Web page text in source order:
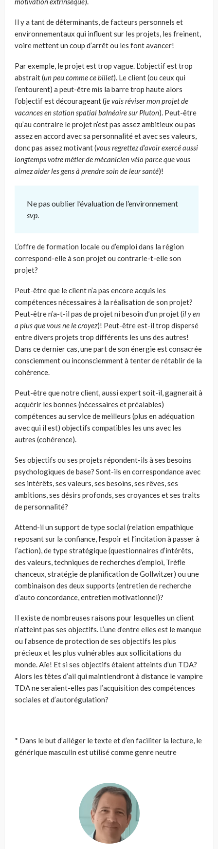
Il y a tant de déterminants, de facteurs personnels et
environnementaux qui influent sur les projets, les freinent,
voire mettent un coup d’arrêt ou les font avancer!
Par exemple, le projet est trop vague. L’objectif est trop
abstrait (un peu comme ce billet). Le client (ou ceux qui
l’entourent) a peut-être mis la barre trop haute alors
l’objectif est décourageant (je vais réviser mon projet de
vacances en station spatial balnéaire sur Pluton). Peut-être
qu’au contraire le projet n’est pas assez ambitieux ou pas
assez en accord avec sa personnalité et avec ses valeurs,
donc pas assez motivant (vous regrettez d’avoir exercé aussi
longtemps votre métier de mécanicien vélo parce que vous
aimez aider les gens à prendre soin de leur santé)!
Ne pas oublier l’évaluation de l’environnement
svp
L’offre de formation locale ou d’emploi dans la région
correspond-elle à son projet ou contrarie-t-elle son
projet?
Peut-être que le client n’a pas encore acquis les
compétences nécessaires à la réalisation de son projet?
Peut-être n’a-t-il pas de projet ni besoin d’un projet (il y en
a plus que vous ne le croyez)! Peut-être est-il trop dispersé
entre divers projets trop différents les uns des autres!
Dans ce dernier cas, une part de son énergie est consacrée
consciemment ou inconsciemment à tenter de rétablir de la
cohérence.
Peut-être que notre client, aussi expert soit-il, gagnerait à
acquérir les bonnes (nécessaires et préalables)
compétences au service de meilleurs (plus en adéquation
avec qui il est) objectifs compatibles les uns avec les
autres (cohérence).
Ses objectifs ou ses projets répondent-ils à ses besoins
psychologiques de base? Sont-ils en correspondance avec
ses intérêts, ses valeurs, ses besoins, ses rêves, ses
ambitions, ses désirs profonds, ses croyances et ses traits
de personnalité?
Attend-il un support de type social (relation empathique
reposant sur la confiance, l’espoir et l’incitation à passer à
l’action), de type stratégique (questionnaires d’intérêts,
des valeurs, techniques de recherches d’emploi, Trèfle
chanceux, stratégie de planification de Gollwitzer) ou une
combinaison des deux supports (entretien de recherche
d’auto concordance, entretien motivationnel)?
Il existe de nombreuses raisons pour lesquelles un client
n’atteint pas ses objectifs. L’une d’entre elles est le manque
ou l’absence de protection de ses objectifs les plus
précieux et les plus vulnérables aux sollicitations du
monde. Aïe! Et si ses objectifs étaient atteints d’un TDA?
Alors les têtes d’ail qui maintiendront à distance le vampire
TDA ne seraient-elles pas l’acquisition des compétences
sociales et d’autorégulation?
* Dans le but d’alléger le texte et d’en faciliter la lecture, le
générique masculin est utilisé comme genre neutre